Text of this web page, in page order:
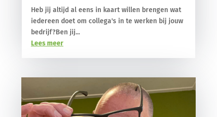
Heb jij altijd al eens in kaart willen brengen wat
iedereen doet om collega's in te werken bij jouw
bedrijf?Ben jij...
Lees meer